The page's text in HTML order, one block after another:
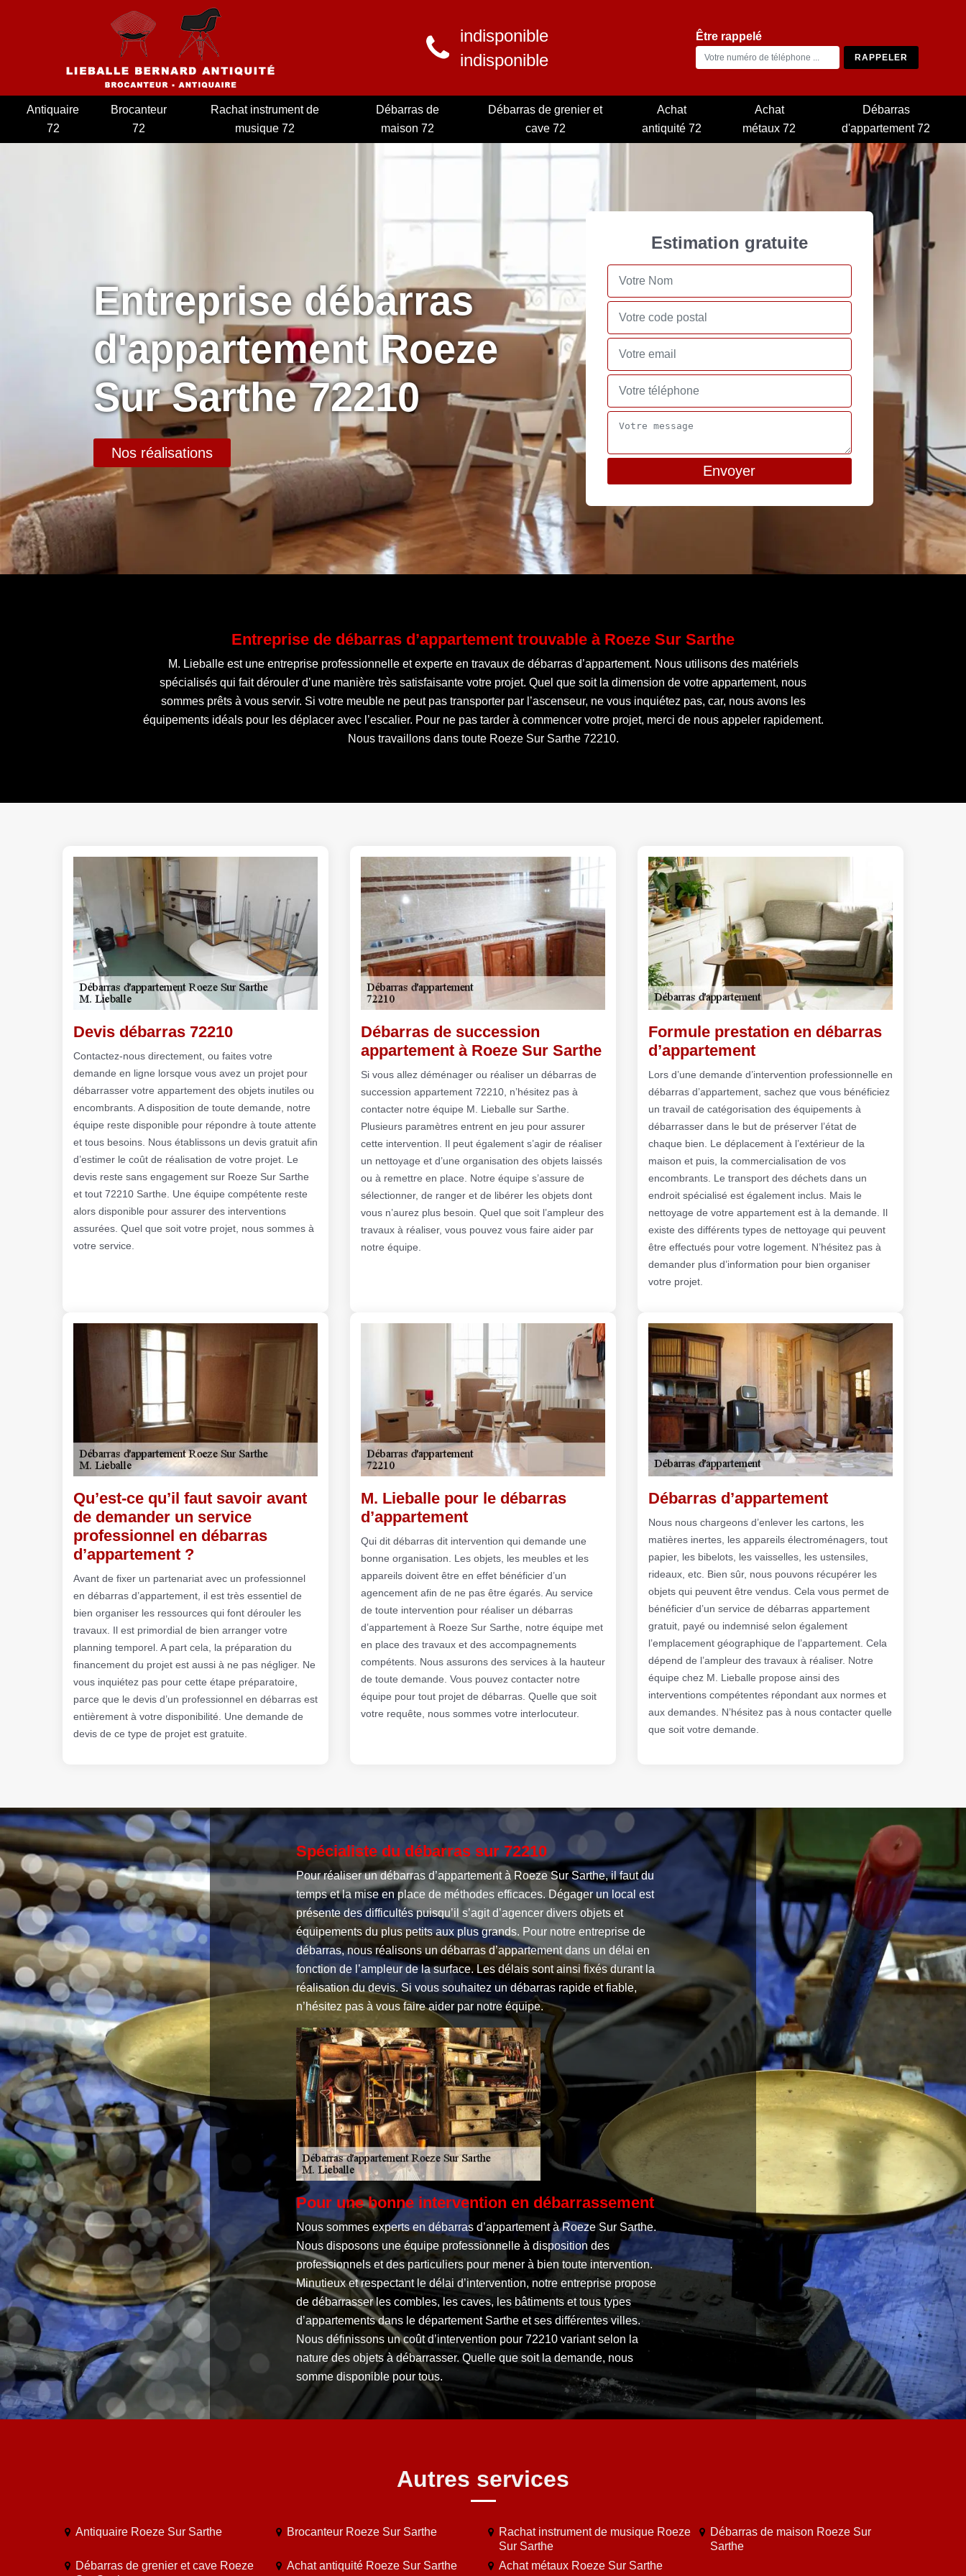
indisponible
indisponible
Être rappelé
Antiquaire
72
Brocanteur
72
Rachat instrument de
musique 72
Débarras de
maison 72
Débarras de grenier et
cave 72
Achat
antiquité 72
Achat
métaux 72
Débarras
d'appartement 72
Entreprise débarras
d'appartement Roeze
Sur Sarthe 72210
Nos réalisations
Estimation gratuite
Entreprise de débarras d’appartement trouvable à Roeze Sur Sarthe
M. Lieballe est une entreprise professionnelle et experte en travaux de débarras d’appartement. Nous utilisons des matériels
spécialisés qui fait dérouler d’une manière très satisfaisante votre projet. Quel que soit la dimension de votre appartement, nous
sommes prêts à vous servir. Si votre meuble ne peut pas transporter par l’ascenseur, ne vous inquiétez pas, car, nous avons les
équipements idéals pour les déplacer avec l’escalier. Pour ne pas tarder à commencer votre projet, merci de nous appeler rapidement.
Nous travaillons dans toute Roeze Sur Sarthe 72210.
Devis débarras 72210
Contactez-nous directement, ou faites votre
demande en ligne lorsque vous avez un projet pour
débarrasser votre appartement des objets inutiles ou
encombrants. A disposition de toute demande, notre
équipe reste disponible pour répondre à toute attente
et tous besoins. Nous établissons un devis gratuit afin
d’estimer le coût de réalisation de votre projet. Le
devis reste sans engagement sur Roeze Sur Sarthe
et tout 72210 Sarthe. Une équipe compétente reste
alors disponible pour assurer des interventions
assurées. Quel que soit votre projet, nous sommes à
votre service.
Débarras de succession
appartement à Roeze Sur Sarthe
Si vous allez déménager ou réaliser un débarras de
succession appartement 72210, n’hésitez pas à
contacter notre équipe M. Lieballe sur Sarthe.
Plusieurs paramètres entrent en jeu pour assurer
cette intervention. Il peut également s’agir de réaliser
un nettoyage et d’une organisation des objets laissés
ou à remettre en place. Notre équipe s’assure de
sélectionner, de ranger et de libérer les objets dont
vous n’aurez plus besoin. Quel que soit l’ampleur des
travaux à réaliser, vous pouvez vous faire aider par
notre équipe.
Formule prestation en débarras
d’appartement
Lors d’une demande d’intervention professionnelle en
débarras d’appartement, sachez que vous bénéficiez
un travail de catégorisation des équipements à
débarrasser dans le but de préserver l’état de
chaque bien. Le déplacement à l’extérieur de la
maison et puis, la commercialisation de vos
encombrants. Le transport des déchets dans un
endroit spécialisé est également inclus. Mais le
nettoyage de votre appartement est à la demande. Il
existe des différents types de nettoyage qui peuvent
être effectués pour votre logement. N’hésitez pas à
demander plus d’information pour bien organiser
votre projet.
Qu’est-ce qu’il faut savoir avant
de demander un service
professionnel en débarras
d’appartement ?
Avant de fixer un partenariat avec un professionnel
en débarras d’appartement, il est très essentiel de
bien organiser les ressources qui font dérouler les
travaux. Il est primordial de bien arranger votre
planning temporel. A part cela, la préparation du
financement du projet est aussi à ne pas négliger. Ne
vous inquiétez pas pour cette étape préparatoire,
parce que le devis d’un professionnel en débarras est
entièrement à votre disponibilité. Une demande de
devis de ce type de projet est gratuite.
M. Lieballe pour le débarras
d’appartement
Qui dit débarras dit intervention qui demande une
bonne organisation. Les objets, les meubles et les
appareils doivent être en effet bénéficier d’un
agencement afin de ne pas être égarés. Au service
de toute intervention pour réaliser un débarras
d’appartement à Roeze Sur Sarthe, notre équipe met
en place des travaux et des accompagnements
compétents. Nous assurons des services à la hauteur
de toute demande. Vous pouvez contacter notre
équipe pour tout projet de débarras. Quelle que soit
votre requête, nous sommes votre interlocuteur.
Débarras d’appartement
Nous nous chargeons d’enlever les cartons, les
matières inertes, les appareils électroménagers, tout
papier, les bibelots, les vaisselles, les ustensiles,
rideaux, etc. Bien sûr, nous pouvons récupérer les
objets qui peuvent être vendus. Cela vous permet de
bénéficier d’un service de débarras appartement
gratuit, payé ou indemnisé selon également
l’emplacement géographique de l’appartement. Cela
dépend de l’ampleur des travaux à réaliser. Notre
équipe chez M. Lieballe propose ainsi des
interventions compétentes répondant aux normes et
aux demandes. N’hésitez pas à nous contacter quelle
que soit votre demande.
Spécialiste du débarras sur 72210
Pour réaliser un débarras d’appartement à Roeze Sur Sarthe, il faut du
temps et la mise en place de méthodes efficaces. Dégager un local est
présente des difficultés puisqu’il s’agit d’agencer divers objets et
équipements du plus petits aux plus grands. Pour notre entreprise de
débarras, nous réalisons un débarras d’appartement dans un délai en
fonction de l’ampleur de la surface. Les délais sont ainsi fixés durant la
réalisation du devis. Si vous souhaitez un débarras rapide et fiable,
n’hésitez pas à vous faire aider par notre équipe.
Pour une bonne intervention en débarrassement
Nous sommes experts en débarras d’appartement à Roeze Sur Sarthe.
Nous disposons une équipe professionnelle à disposition des
professionnels et des particuliers pour mener à bien toute intervention.
Minutieux et respectant le délai d’intervention, notre entreprise propose
de débarrasser les combles, les caves, les bâtiments et tous types
d’appartements dans le département Sarthe et ses différentes villes.
Nous définissons un coût d’intervention pour 72210 variant selon la
nature des objets à débarrasser. Quelle que soit la demande, nous
somme disponible pour tous.
Autres services
Antiquaire Roeze Sur Sarthe Brocanteur Roeze Sur Sarthe
Rachat instrument de musique Roeze
Sur Sarthe
Débarras de maison Roeze Sur
Sarthe
Débarras de grenier et cave Roeze
Achat antiquité Roeze Sur Sarthe Achat métaux Roeze Sur Sarthe